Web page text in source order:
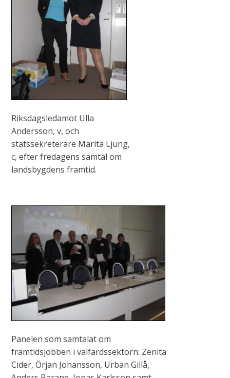
Riksdagsledamot Ulla
Andersson, v, och
statssekreterare Marita Ljung,
c, efter fredagens samtal om
landsbygdens framtid.
Panelen som samtalat om
framtidsjobben i välfärdssektorn: Zenita
Cider, Örjan Johansson, Urban Gillå,